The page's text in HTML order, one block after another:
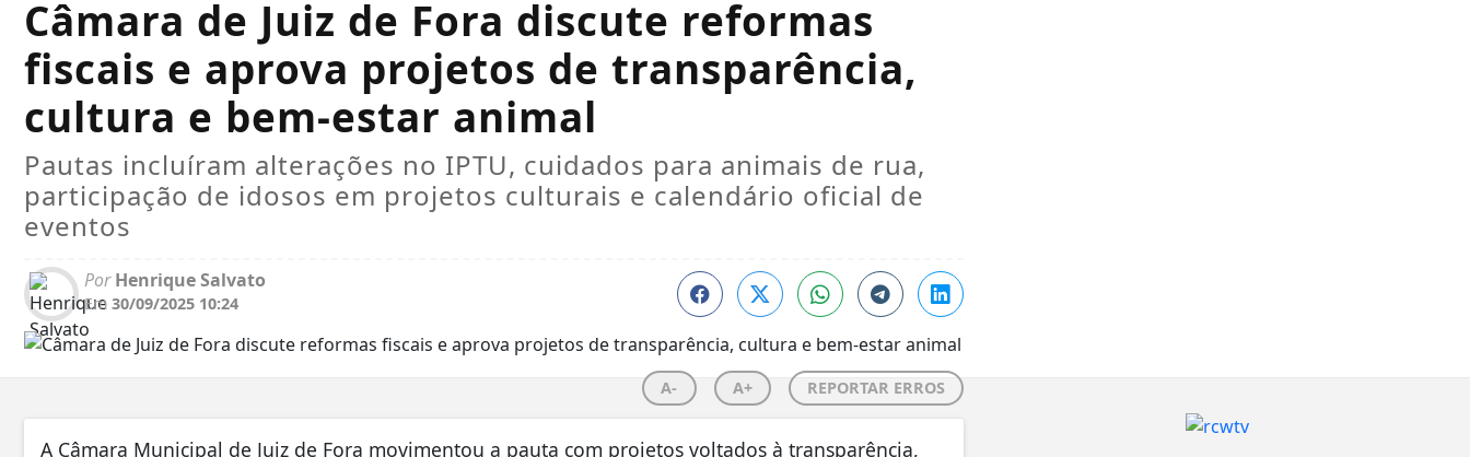
Câmara de Juiz de Fora discute reformas
fiscais e aprova projetos de transparência,
cultura e bem-estar animal
Pautas incluíram alterações no IPTU, cuidados para animais de rua,
participação de idosos em projetos culturais e calendário oficial de
eventos
PorHenrique Salvato
Em 30/09/2025 10:24
A- A+ REPORTAR ERROS
A Câmara Municipal de Juiz de Fora movimentou a pauta com projetos voltados à transparência,